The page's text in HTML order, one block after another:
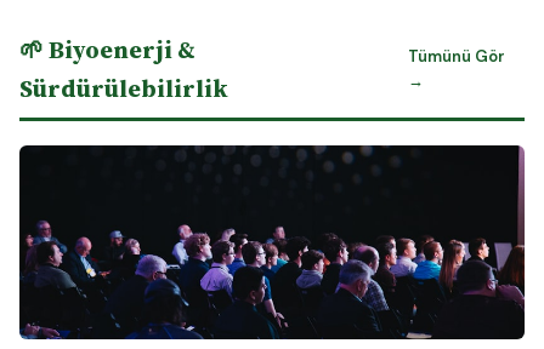
🌱 Biyoenerji &
Sürdürülebilirlik
Tümünü Gör
→